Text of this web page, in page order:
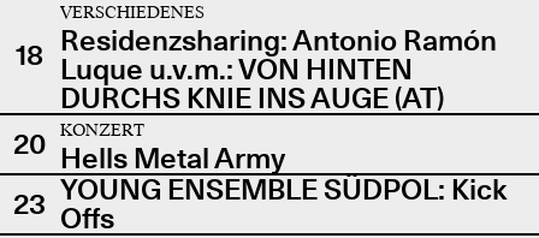
18
VERSCHIEDENES
Residenzsharing: Antonio Ramón
Luque u.v.m.: VON HINTEN
DURCHS KNIE INS AUGE (AT)
20
KONZERT
Hells Metal Army
23 YOUNG ENSEMBLE SÜDPOL: Kick
Offs